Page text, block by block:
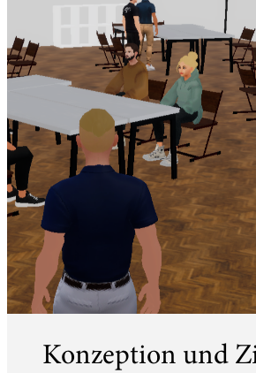
Konzeption und